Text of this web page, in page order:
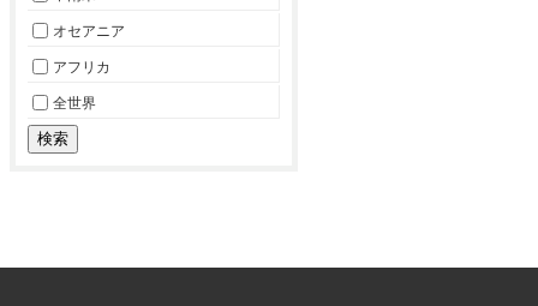
オセアニア
アフリカ
全世界